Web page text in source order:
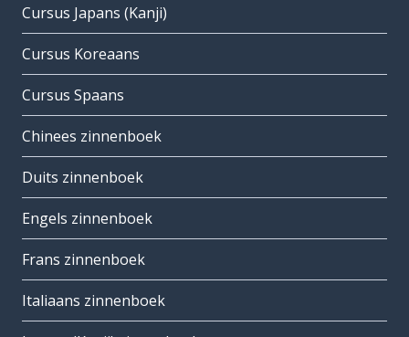
Cursus Japans (Kanji)
Cursus Koreaans
Cursus Spaans
Chinees zinnenboek
Duits zinnenboek
Engels zinnenboek
Frans zinnenboek
Italiaans zinnenboek